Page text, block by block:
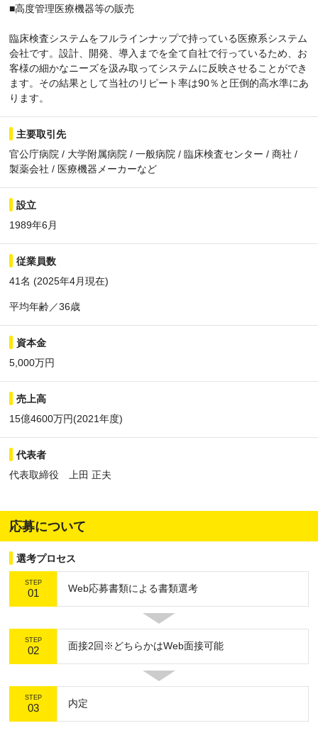
■高度管理医療機器等の販売
臨床検査システムをフルラインナップで持っている医療系システム
会社です。設計、開発、導入までを全て自社で行っているため、お
客様の細かなニーズを汲み取ってシステムに反映させることができ
ます。その結果として当社のリピート率は90％と圧倒的高水準にあ
ります。
主要取引先
官公庁病院 / 大学附属病院 / 一般病院 / 臨床検査センター / 商社 /
製薬会社 / 医療機器メーカーなど
設立
1989年6月
従業員数
41名 (2025年4月現在)
平均年齢／36歳
資本金
5,000万円
売上高
15億4600万円(2021年度)
代表者
代表取締役 上田 正夫
応募について
選考プロセス
STEP
01 Web応募書類による書類選考
STEP
02 面接2回※どちらかはWeb面接可能
STEP
03 内定